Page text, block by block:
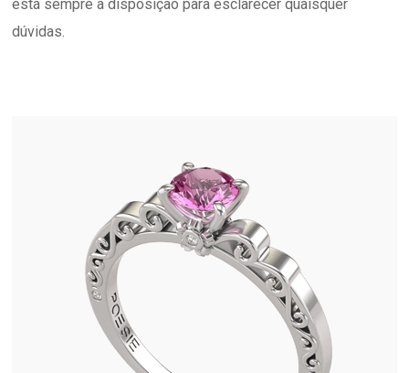
está sempre à disposição para esclarecer quaisquer
dúvidas.